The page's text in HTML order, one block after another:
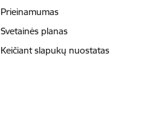
Prieinamumas
Svetainės planas
Keičiant slapukų nuostatas